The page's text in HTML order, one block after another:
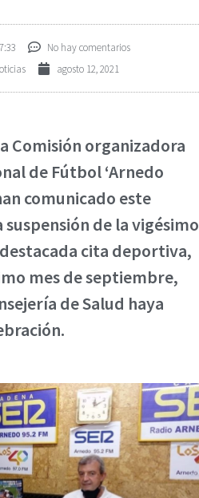
No hay comentarios
agosto 12, 2021
Comisión organizadora
de Fútbol ‘Arnedo
comunicado este
suspensión de la vigésimo
cita deportiva,
mes de septiembre,
de Salud haya